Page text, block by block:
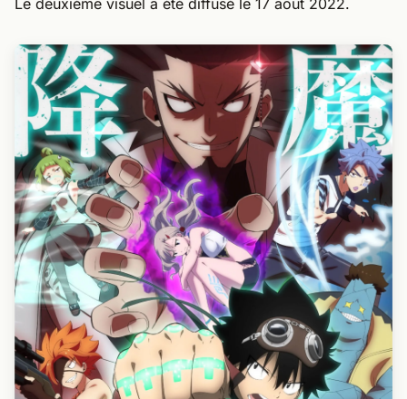
Le deuxième visuel a été diffusé le 17 août 2022.